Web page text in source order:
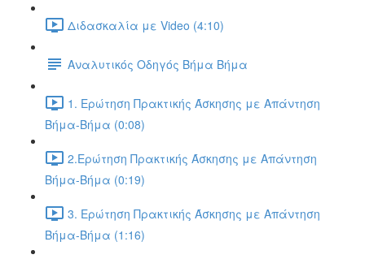
Διδασκαλία με Video (4:10)
Αναλυτικός Οδηγός Βήμα Βήμα
1. Ερώτηση Πρακτικής Άσκησης με Απάντηση
Βήμα-Βήμα (0:08)
2.Ερώτηση Πρακτικής Άσκησης με Απάντηση
Βήμα-Βήμα (0:19)
3. Ερώτηση Πρακτικής Άσκησης με Απάντηση
Βήμα-Βήμα (1:16)